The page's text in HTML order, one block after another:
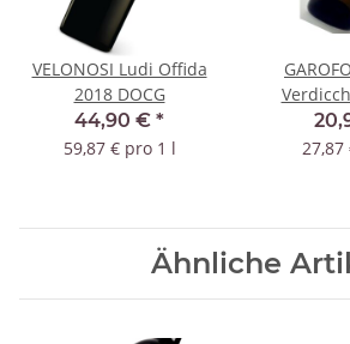
VELONOSI Ludi Offida
2018 DOCG
44,90 € *
59,87 € pro 1 l
Ähnliche